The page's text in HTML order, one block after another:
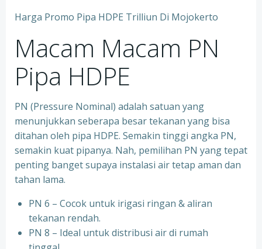
Harga Promo Pipa HDPE Trilliun Di Mojokerto
Macam Macam PN
Pipa HDPE
PN (Pressure Nominal) adalah satuan yang
menunjukkan seberapa besar tekanan yang bisa
ditahan oleh pipa HDPE. Semakin tinggi angka PN,
semakin kuat pipanya. Nah, pemilihan PN yang tepat
penting banget supaya instalasi air tetap aman dan
tahan lama.
PN 6 – Cocok untuk irigasi ringan & aliran
tekanan rendah.
PN 8 – Ideal untuk distribusi air di rumah